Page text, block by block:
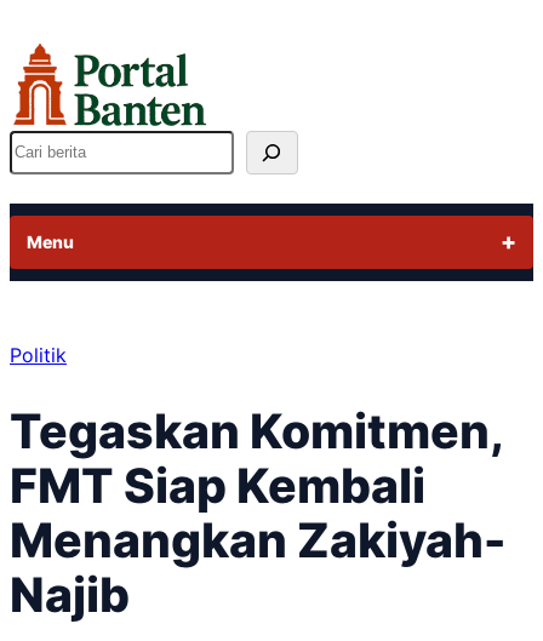
ke
konten
Cari
Menu
Politik
Tegaskan Komitmen,
FMT Siap Kembali
Menangkan Zakiyah-
Najib